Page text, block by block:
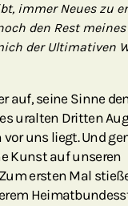
immer Neues zu
den Rest
der Ultimativen
auf, seine Sinne
uralten Dritten
uns liegt. Und
Kunst auf unseren
ersten Mal